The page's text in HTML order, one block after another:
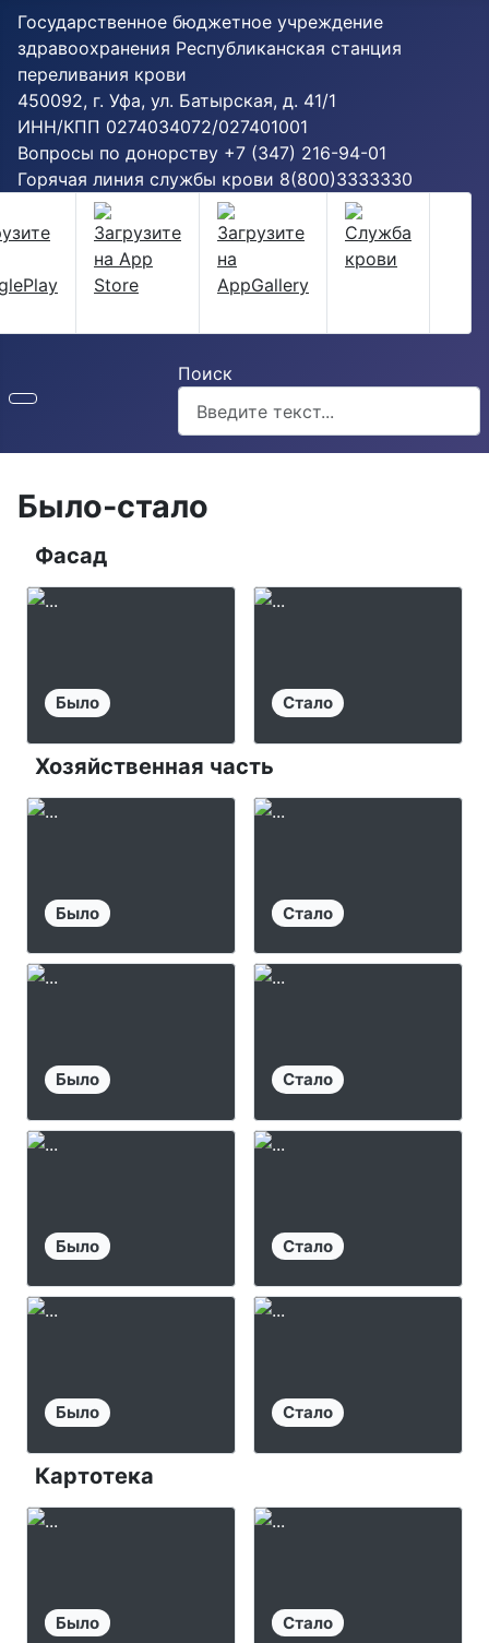
Государственное бюджетное учреждение
здравоохранения Республиканская станция
переливания крови
450092, г. Уфа, ул. Батырская, д. 41/1
ИНН/КПП 0274034072/027401001
Вопросы по донорству +7 (347) 216-94-01
Горячая линия службы крови 8(800)3333330
Поиск
Было-стало
Фасад
Было Стало
Хозяйственная часть
Было Стало
Было Стало
Было Стало
Было Стало
Картотека
Было Стало